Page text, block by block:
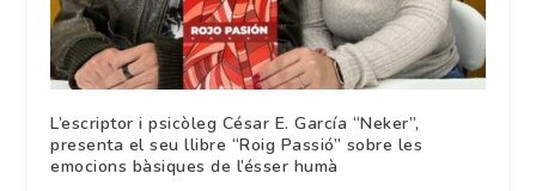
L’escriptor i psicòleg César E. García “Neker”,
presenta el seu llibre “Roig Passió” sobre les
emocions bàsiques de l’ésser humà